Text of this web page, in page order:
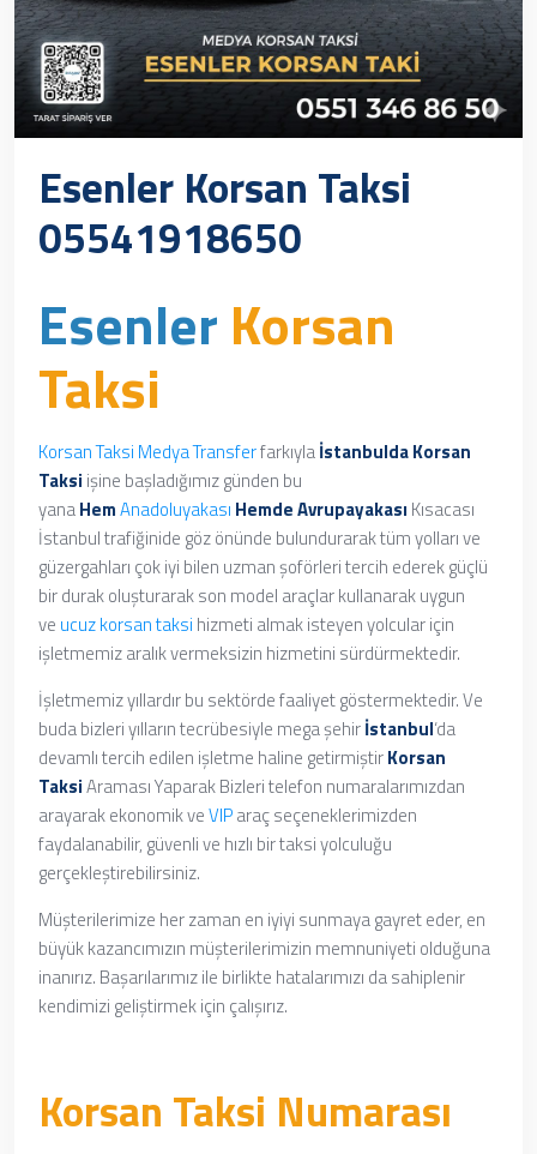
Esenler Korsan Taksi
05541918650
Esenler Korsan
Taksi
Korsan Taksi Medya Transferfarkıylaİstanbulda Korsan
Taksi işine başladığımız günden bu
yanaHemAnadoluyakası HemdeAvrupayakası Kısacası
İstanbul trafiğinide göz önünde bulundurarak tüm yolları ve
güzergahları çok iyi bilen uzman şoförleri tercih ederek güçlü
bir durak oluşturarak son model araçlar kullanarak uygun
ve ucuz korsan taksi hizmeti almak isteyen yolcular için
işletmemiz aralık vermeksizin hizmetini sürdürmektedir.
İşletmemiz yıllardır bu sektörde faaliyet göstermektedir. Ve
buda bizleri yılların tecrübesiyle mega şehirİstanbul‘da
devamlı tercih edilen işletme haline getirmiştirKorsan
TaksiAraması YaparakBizleri telefon numaralarımızdan
arayarak ekonomik veVIParaç seçeneklerimizden
faydalanabilir, güvenli ve hızlı bir taksi yolculuğu
gerçekleştirebilirsiniz.
Müşterilerimize her zaman en iyiyi sunmaya gayret eder, en
büyük kazancımızın müşterilerimizin memnuniyeti olduğuna
inanırız. Başarılarımız ile birlikte hatalarımızı da sahiplenir
kendimizi geliştirmek için çalışırız.
Korsan Taksi Numarası